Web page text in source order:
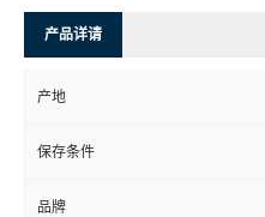
产品详请
产地
保存条件
品牌